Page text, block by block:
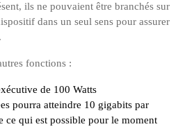
ils ne pouvaient être branchés sur
dans un seul sens pour assurer
fonctions :
de 100 Watts
pourra atteindre 10 gigabits par
ce qui est possible pour le moment